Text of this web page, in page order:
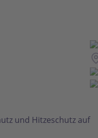
und Hitzeschutz auf